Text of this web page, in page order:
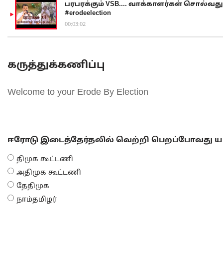
பரபரக்கும் VSB.... வாக்காளர்கள் சொல்வது
#erodeelection
00:03:02
கருத்துக்கணிப்பு
Welcome to your Erode By Election
ஈரோடு இடைத்தேர்தலில் வெற்றி பெறப்போவது
திமுக கூட்டணி
அதிமுக கூட்டணி
தேதிமுக
நாம்தமிழர்